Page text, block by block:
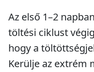
Az első 1–2
töltési ciklust
hogy a
Kerülje az extrém